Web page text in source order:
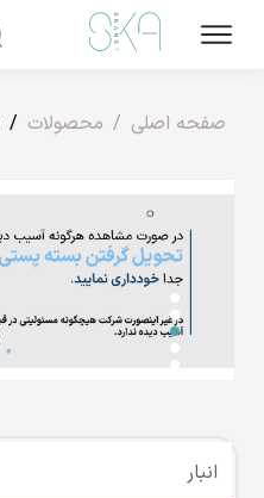
صفحه اصلی محصولات
انبار